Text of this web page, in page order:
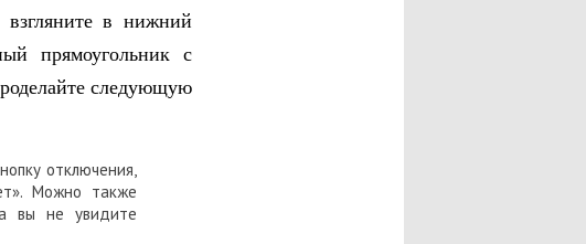
взгляните в нижний
прямоугольник с
следующую
отключения,
Можно также
вы не увидите